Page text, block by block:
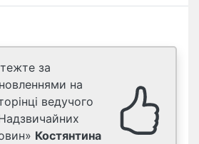
за
на
ведучого
Костянтина